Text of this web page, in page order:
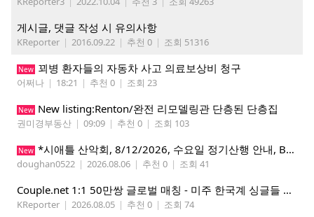
게시글, 댓글 작성 시 유의사항
KReporter | 2016.09.22 | 추천 0 | 조회 51316
New 꾀병 환자들의 자동차 사고 의료보상비 청구
어쩌나 | 18:21 | 추천 0 | 조회 23
New New listing:Renton/완전 리모델링관 단층된 단층집
권미경부동산 | 09:09 | 추천 0 | 조회 103
New *시애틀 산악회, 8/12/2026, 수요일 정기산행 안내, Beckler Peak*
doughan0522 | 2026.08.06 | 추천 0 | 조회 41
Couple.net 1:1 50만쌍 글로벌 매칭 - 미주 한국계 싱글들 모이세요
KReporter | 2026.08.05 | 추천 0 | 조회 74